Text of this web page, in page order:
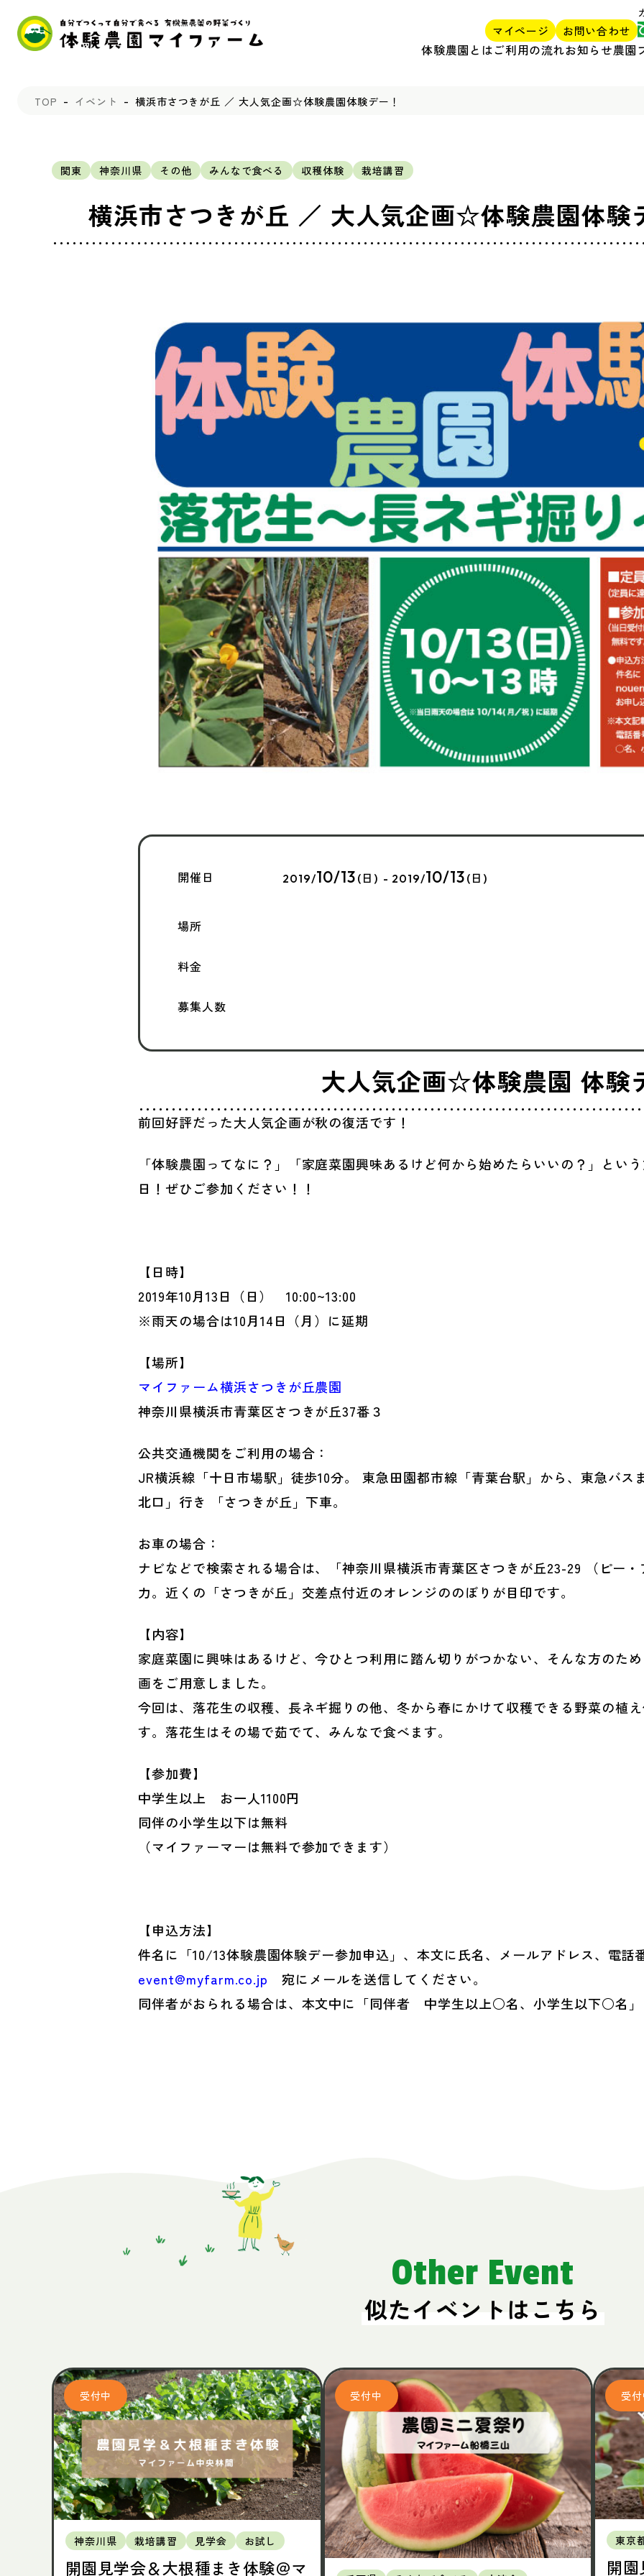
マイページ お問い合わせ
体験農園とはご利用の流れお知らせ農園
TOP イベント 横浜市さつきが丘 ／ 大人気企画☆体験農園体験デー！
関東 神奈川県 その他 みんなで食べる 収穫体験 栽培講習
横浜市さつきが丘 ／ 大人気企画☆体験農園体験
開催日 2019/10/13 (日) - 2019/10/13 (日)
場所
料金
募集人数
大人気企画☆体験農園 体験
前回好評だった大人気企画が秋の復活です！
「体験農園ってなに？」「家庭菜園興味あるけど何から始めたらいいの？」とい
日！ぜひご参加ください！！
【日時】
2019年10月13日（日） 10:00~13:00
※雨天の場合は10月14日（月）に延期
【場所】
マイファーム横浜さつきが丘農園
神奈川県横浜市青葉区さつきが丘37番３
公共交通機関をご利用の場合：
JR横浜線「十日市場駅」徒歩10分。 東急田園都市線「青葉台駅」から、東急バス
北口」行き 「さつきが丘」下車。
お車の場合：
ナビなどで検索される場合は、「神奈川県横浜市青葉区さつきが丘23-29 （ピー
力。近くの「さつきが丘」交差点付近のオレンジののぼりが目印です。
【内容】
家庭菜園に興味はあるけど、今ひとつ利用に踏ん切りがつかない、そんな方のた
画をご用意しました。
今回は、落花生の収穫、長ネギ掘りの他、冬から春にかけて収穫できる野菜の植
す。落花生はその場で茹でて、みんなで食べます。
【参加費】
中学生以上 お一人1100円
同伴の小学生以下は無料
（マイファーマーは無料で参加できます）
【申込方法】
件名に「10/13体験農園体験デー参加申込」、本文に氏名、メールアドレス、電
event@myfarm.co.jp 宛にメールを送信してください。
同伴者がおられる場合は、本文中に「同伴者 中学生以上○名、小学生以下○名
Other Event
似たイベントはこちら
神奈川県 栽培講習 見学会 お試し
開園見学会＆大根種まき体験＠マ
東京
開